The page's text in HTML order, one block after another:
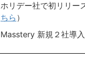
ホリデー社で初リリー
ちら ）
Masstery 新規２社導入